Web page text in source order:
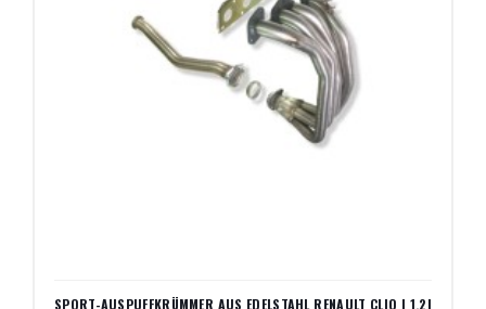
SPORT-AUSPUFFKRÜMMER AUS EDELSTAHL RENAULT CLIO I 1.2I